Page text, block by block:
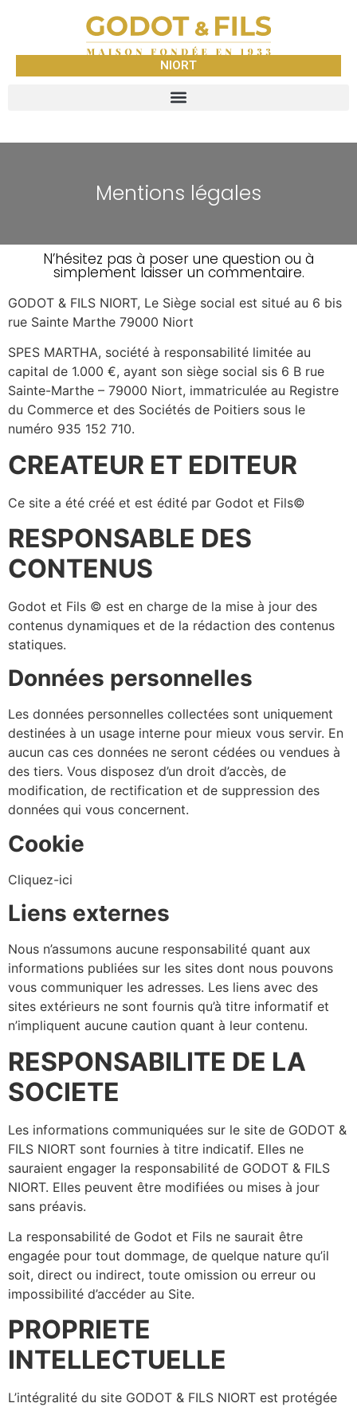
NIORT
Mentions légales
N’hésitez pas à poser une question ou à
simplement laisser un commentaire.
GODOT & FILS NIORT, Le Siège social est situé au 6 bis
rue Sainte Marthe 79000 Niort
SPES MARTHA, société à responsabilité limitée au
capital de 1.000 €, ayant son siège social sis 6 B rue
Sainte-Marthe – 79000 Niort, immatriculée au Registre
du Commerce et des Sociétés de Poitiers sous le
numéro 935 152 710.
CREATEUR ET EDITEUR
Ce site a été créé et est édité par Godot et Fils©
RESPONSABLE DES
CONTENUS
Godot et Fils © est en charge de la mise à jour des
contenus dynamiques et de la rédaction des contenus
statiques.
Données personnelles
Les données personnelles collectées sont uniquement
destinées à un usage interne pour mieux vous servir. En
aucun cas ces données ne seront cédées ou vendues à
des tiers. Vous disposez d’un droit d’accès, de
modification, de rectification et de suppression des
données qui vous concernent.
Cookie
Cliquez-ici
Liens externes
Nous n’assumons aucune responsabilité quant aux
informations publiées sur les sites dont nous pouvons
vous communiquer les adresses. Les liens avec des
sites extérieurs ne sont fournis qu’à titre informatif et
n’impliquent aucune caution quant à leur contenu.
RESPONSABILITE DE LA
SOCIETE
Les informations communiquées sur le site de GODOT &
FILS NIORT sont fournies à titre indicatif. Elles ne
sauraient engager la responsabilité de GODOT & FILS
NIORT. Elles peuvent être modifiées ou mises à jour
sans préavis.
La responsabilité de Godot et Fils ne saurait être
engagée pour tout dommage, de quelque nature qu’il
soit, direct ou indirect, toute omission ou erreur ou
impossibilité d’accéder au Site.
PROPRIETE
INTELLECTUELLE
L’intégralité du site GODOT & FILS NIORT est protégée